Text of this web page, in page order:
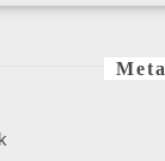
Meta